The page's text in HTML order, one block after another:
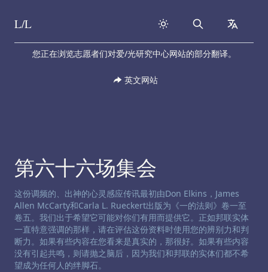
Skip to content
L/L Search
您正在浏览志愿者们对爱/光研究中心网站的部分翻译。
英文网站
第六十六场集会
渠道免责声明:
这份调频的、出神的心灵感应传讯最初由Don Elkins，James
Allen McCarty和Carla L. Rueckert出版为《一的法则》卷一至
卷五。我们出于希望它可能对你们有用而提供它。正如邦联实体
一直特意强调的那样，请在评估这份资料时使用您的辨别力和判
断力。如果有些内容在您看来是真实的，那很好。如果有些内容
没有引起共鸣，则请抛之脑后，因为我们和邦联的实体们都不希
望成为任何人的绊脚石。